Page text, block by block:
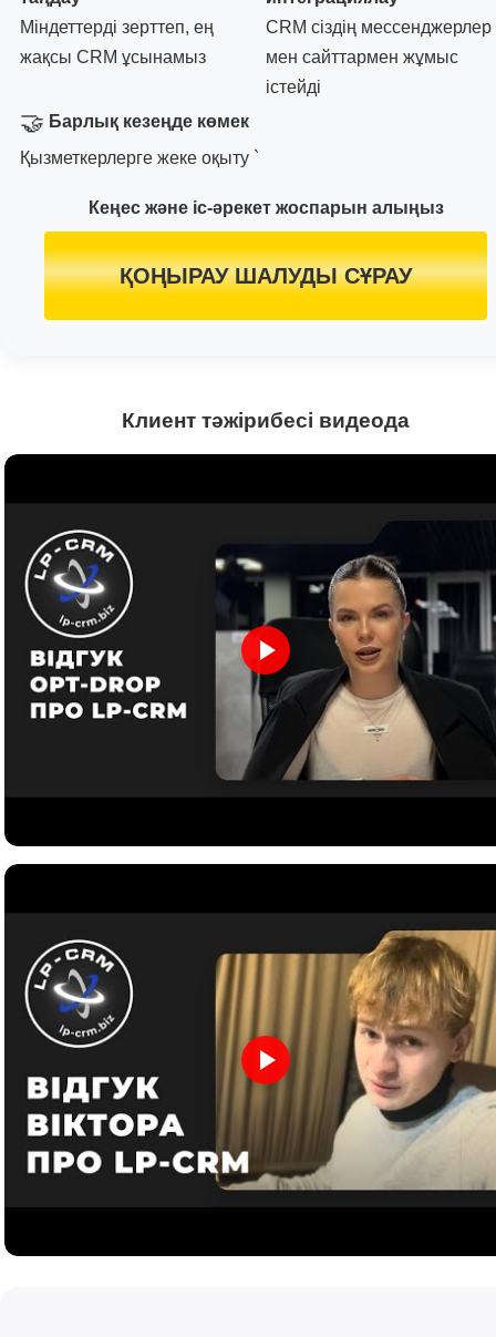
Міндеттерді зерттеп, ең
жақсы CRM ұсынамыз
CRM сіздің мессенджерлер
мен сайттармен жұмыс
істейді
🤝 Барлық кезеңде көмек
Қызметкерлерге жеке оқыту `
Кеңес және іс-әрекет жоспарын алыңыз
ҚОҢЫРАУ ШАЛУДЫ СҰРАУ
Клиент тәжірибесі видеода